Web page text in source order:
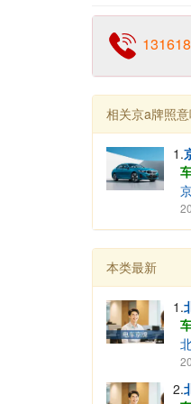
相关京a牌照
1.
本类最新
1.
2.